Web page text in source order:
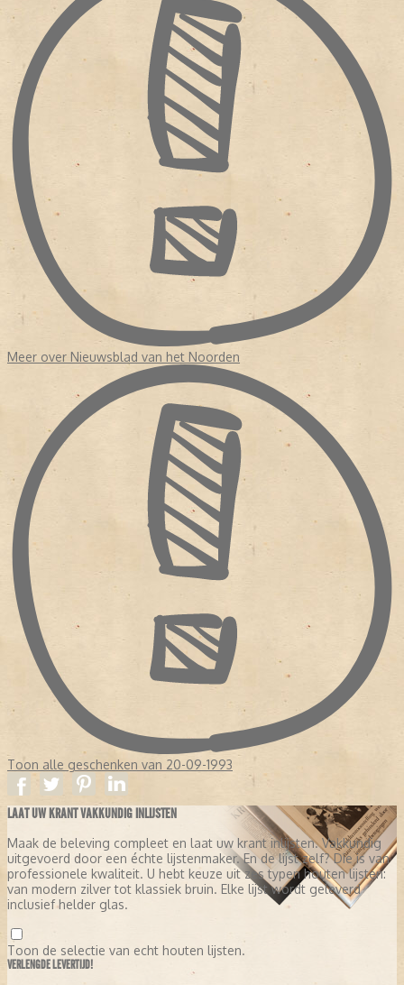
Meer over Nieuwsblad van het Noorden
Toon alle geschenken van 20-09-1993
LAAT UW KRANT VAKKUNDIG INLIJSTEN
Maak de beleving compleet en laat uw krant inlijsten. Vakkundig
uitgevoerd door een échte lijstenmaker. En de lijst zelf? Die is van
professionele kwaliteit. U hebt keuze uit zes typen houten lijsten:
van modern zilver tot klassiek bruin. Elke lijst wordt geleverd
inclusief helder glas.
Toon de selectie van echt houten lijsten.
VERLENGDE LEVERTIJD!